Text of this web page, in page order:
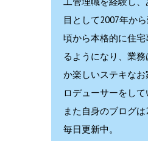
目として2007年か
頃から本格的に住
るようになり、業務
か楽しいステキな
ロデューサーをして
また自身のブログ
毎日更新中。